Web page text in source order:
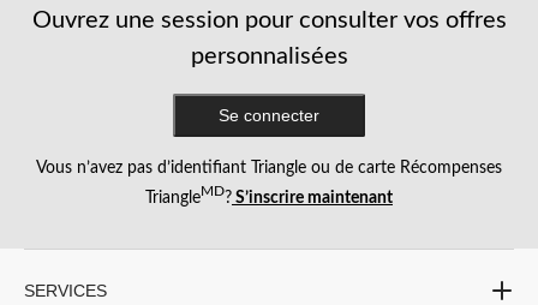
Ouvrez une session pour consulter vos offres
personnalisées
Se connecter
Vous n’avez pas d’identifiant Triangle ou de carte Récompenses
TriangleMD? S’inscrire maintenant
SERVICES